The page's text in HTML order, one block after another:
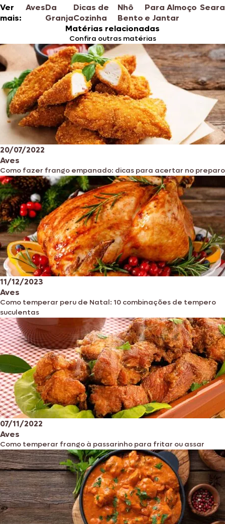
Ver
mais:
AvesDa
Granja
Dicas de
Cozinha
Nhô
Bento
Para Almoço
e Jantar
Seara
Matérias relacionadas
Confira outras matérias
20/07/2022
Aves
Como fazer frango empanado: dicas para acertar no preparo
11/12/2023
Aves
Como temperar peru de Natal: 10 combinações de tempero
suculentas
07/11/2022
Aves
Como temperar frango à passarinho para fritar ou assar